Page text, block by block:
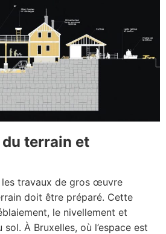
du terrain et
les travaux de gros œuvre
doit être préparé. Cette
le nivellement et
À Bruxelles, où l’espace est